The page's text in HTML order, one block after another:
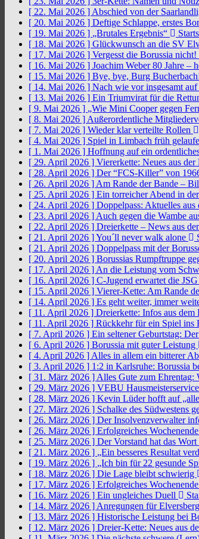
[ 22. Mai 2026 ] Abschied von der
[ 20. Mai 2026 ] Deftige Schlappe, erstes
[ 19. Mai 2026 ] „Brutales Ergebnis“
[ 18. Mai 2026 ] Glückwunsch an die SV
[ 17. Mai 2026 ] Vergesst die Borussia nicht!
[ 16. Mai 2026 ] Joachim Weber 80 Jahre –
[ 15. Mai 2026 ] Bye, bye, Burg
[ 14. Mai 2026 ] Nach wie vor insgesamt
[ 13. Mai 2026 ] Ein Triumvirat für die
[ 9. Mai 2026 ] „Wie Mini Cooper gegen
[ 8. Mai 2026 ] Außerordentliche
[ 7. Mai 2026 ] Wieder klar verteilte Rollen
[ 4. Mai 2026 ] Spiel in Limbach früh
[ 1. Mai 2026 ] Hoffnung auf ein
[ 29. April 2026 ] Viererkette: Neues aus der
[ 28. April 2026 ] Der “FCS-Killer” von
[ 26. April 2026 ] Am Rande der Bande –
[ 25. April 2026 ] Ein torreicher Abend in
[ 24. April 2026 ] Doppelpass: Aktuelles aus
[ 23. April 2026 ] Auch gegen die Wambe
[ 22. April 2026 ] Dreierkette – News aus
[ 21. April 2026 ]You´ll never walk alone
[ 21. April 2026 ] Doppelpass mit der
[ 20. April 2026 ] Borussias Rumpftruppe
[ 17. April 2026 ] An die Leistung vom
[ 16. April 2026 ] C-Jugend erwartet die
[ 15. April 2026 ] Vierer-Kette: Am Rande
[ 14. April 2026 ] Es geht weiter, immer
[ 11. April 2026 ] Dreierkette: Infos aus dem
[ 11. April 2026 ] Rückkehr für ein Spiel ins
[ 7. April 2026 ] Ein seltener Geburtstag:
[ 6. April 2026 ] Borussia mit guter Leistung
[ 4. April 2026 ] Alles in allem ein bitterer
[ 3. April 2026 ] 1:2 in Karlsruhe: Borussia
[ 31. März 2026 ] Alles Gute zum Ehrentag:
[ 29. März 2026 ] VEBU
[ 28. März 2026 ] Kevin Lüder hofft auf
[ 27. März 2026 ] Schalke des Südwestens
[ 26. März 2026 ] Der Insolvenzverwalter
[ 26. März 2026 ] Erfolgreiches
[ 25. März 2026 ] Der Vorstand hat das Wort
[ 21. März 2026 ] „Ein besseres Resultat
[ 19. März 2026 ] „Ich bin für 22 gesunde
[ 18. März 2026 ] Die Lage bleibt schwierig
[ 17. März 2026 ] Erfolgreiches
[ 16. März 2026 ] Ein ungleiches Duell
[ 14. März 2026 ] Anregungen für
[ 13. März 2026 ] Historische Leistung bei
[ 12. März 2026 ] Dreier-Kette: Neues aus